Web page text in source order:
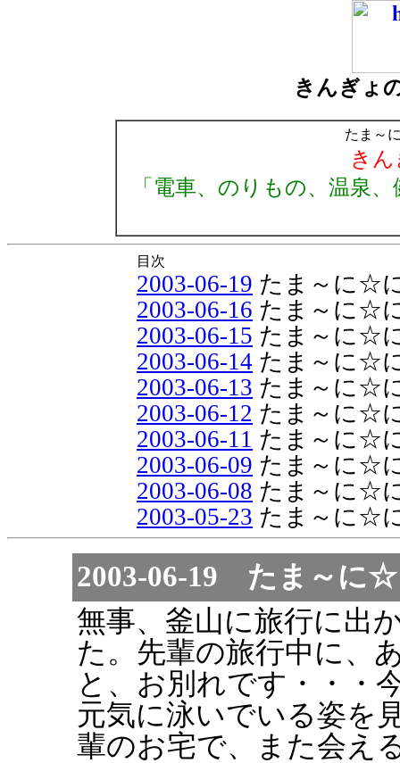
きんぎょ
たま～
き
「電車、のりもの、温泉
目次
2003-06-19 たま～に☆
2003-06-16 たま～に☆
2003-06-15 たま～に☆
2003-06-14 たま～に☆
2003-06-13 たま～に☆
2003-06-12 たま～に☆
2003-06-11 たま～に☆
2003-06-09 たま～に☆
2003-06-08 たま～に☆
2003-05-23 たま～に☆
2003-06-19 たま～に
無事、釜山に旅行に出
た。先輩の旅行中に、
と、お別れです・・・
元気に泳いでいる姿を
輩のお宅で、また会え